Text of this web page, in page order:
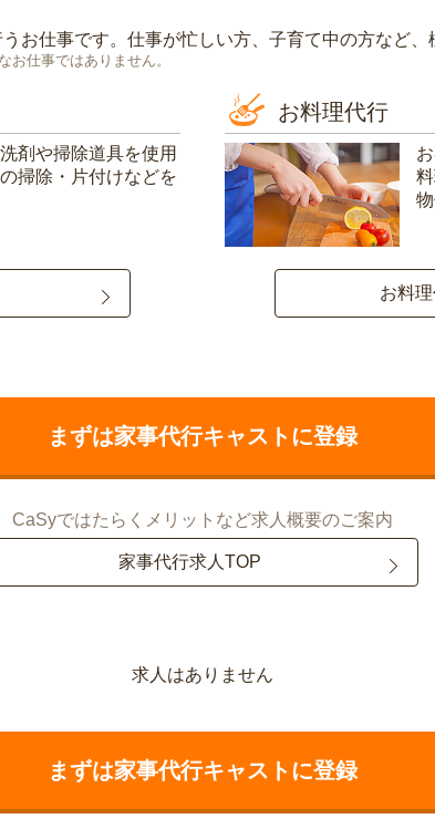
うお仕事です。仕事が忙しい方、子育て中の方など、
お仕事ではありません。
剤や掃除道具を使用
掃除・片付けなどを
お料理代行
お料
まずは家事代行キャストに登録
CaSyではたらくメリットなど求人概要のご案内
家事代行求人TOP
求人はありません
まずは家事代行キャストに登録